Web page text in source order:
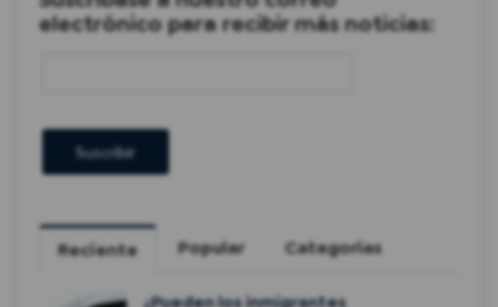
electrónico para recibir más noticias:
Reciente Popular Categorías
¿Pueden los inmigrantes